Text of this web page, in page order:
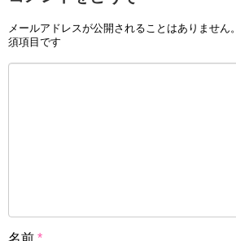
メールアドレスが公開されることはありません。
須項目です
名前 *